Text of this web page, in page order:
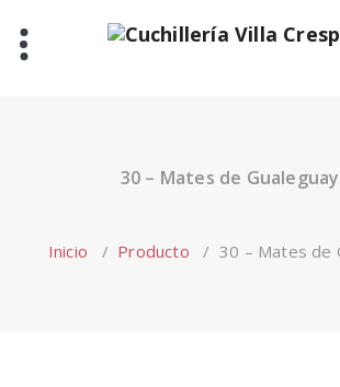
contenido
30 – Mates de
Inicio / Producto / 30 – Mates de